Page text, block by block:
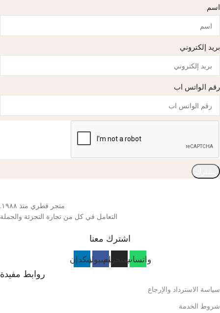
اسم
بريد إلكتروني
رقم الواتس اب
متجر قطري منذ ١٩٨٨.
التعامل في كل من تجارة التجزئة والجملة
اشترك معنا
واتسابانستجرامفيسبوكلينكدإن
روابط مفيدة
سياسة الاسترداد والإرجاع
شروط الخدمة